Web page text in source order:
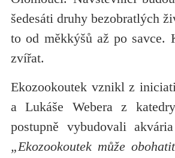
šedesáti druhy bezobratlých
to od měkkýšů až po savce.
zvířat.
Ekozookoutek vznikl z
a Lukáše Webera z
postupně vybudovali
„Ekozookoutek může